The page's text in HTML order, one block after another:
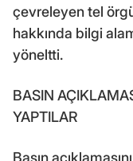
çevreleyen tel
hakkında bilgi
yöneltti.
BASIN
YAPTILAR